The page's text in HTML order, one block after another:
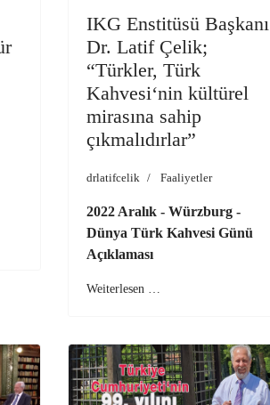
IKG Enstitüsü Başkanı
Dr. Latif Çelik;
“Türkler, Türk
Kahvesi‘nin kültürel
mirasına sahip
çıkmalıdırlar”
drlatifcelik Faaliyetler
2022 Aralık - Würzburg -
Dünya Türk Kahvesi Günü
Açıklaması
Weiterlesen …